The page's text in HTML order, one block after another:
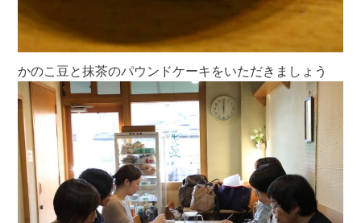
かのこ豆と抹茶のパウンドケーキをいただきましょう